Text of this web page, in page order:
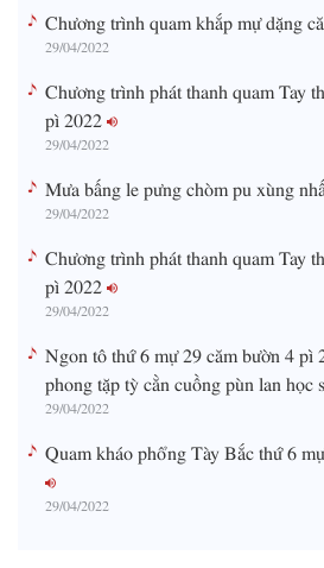
Chương trình quam khắp mự dặng
29/04/2022
Chương trình phát thanh quam Tay
pì 2022
29/04/2022
Mưa bấng le pưng chòm pu xùng
29/04/2022
Chương trình phát thanh quam Tay
pì 2022
29/04/2022
Ngon tô thứ 6 mự 29 căm bườn 4 pì
phong tặp tỳ cằn cuồng pùn lan học
29/04/2022
Quam kháo phổng Tày Bắc thứ 6
29/04/2022